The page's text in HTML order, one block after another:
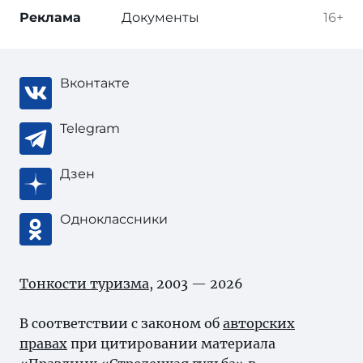
16+
Реклама Документы
Вконтакте
Telegram
Дзен
Одноклассники
Тонкости туризма, 2003 — 2026
В соответствии с законом об авторских
правах при цитировании материала